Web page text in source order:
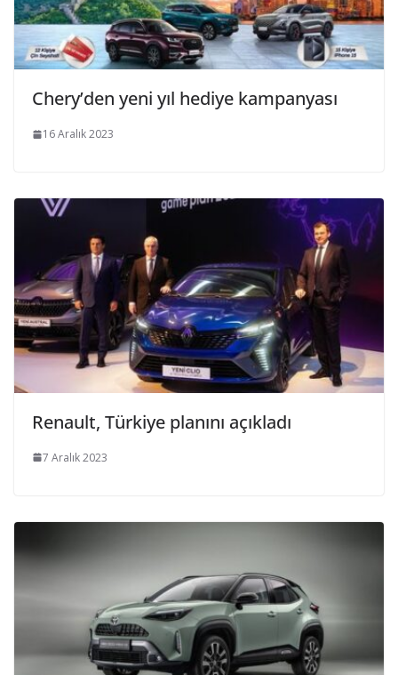
Chery’den yeni yıl hediye kampanyası
16 Aralık 2023
Renault, Türkiye planını açıkladı
7 Aralık 2023